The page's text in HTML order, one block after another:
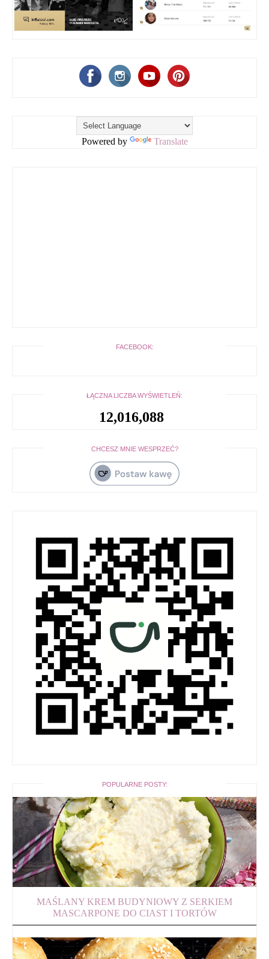
Powered by Translate
FACEBOOK:
ŁĄCZNA LICZBA WYŚWIETLEŃ:
12,016,088
CHCESZ MNIE WESPRZEĆ?
POPULARNE POSTY:
MAŚLANY KREM BUDYNIOWY Z SERKIEM
MASCARPONE DO CIAST I TORTÓW